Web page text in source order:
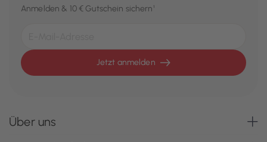
Anmelden & 10 € Gutschein sichern¹
Jetzt anmelden
Über uns